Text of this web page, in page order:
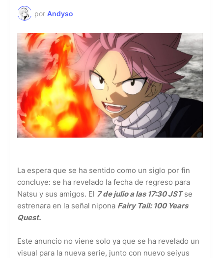
por Andyso
La espera que se ha sentido como un siglo por fin
concluye: se ha revelado la fecha de regreso para
Natsu y sus amigos. El 7 de julio a las 17:30 JSTse
estrenara en la señal nipona Fairy Tail: 100 Years
Quest.
Este anuncio no viene solo ya que se ha revelado un
visual para la nueva serie, junto con nuevo seiyus